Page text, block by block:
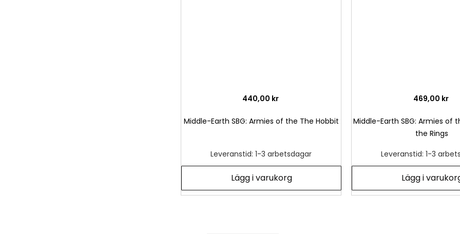
440,00 kr
Middle-Earth SBG: Armies of the The Hobbit
Leveranstid: 1-3 arbetsdagar
Lägg i varukorg
469,00 kr
Middle-Earth SBG: Armies of
the Rings
Leveranstid: 1-3
Lägg i